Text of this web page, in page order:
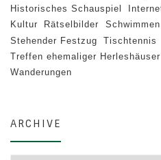
Historisches Schauspiel
Kultur
Rätselbilder Schwimmen
Stehender Festzug
Tischtennis
Treffen ehemaliger Herleshäuser
Wanderungen
ARCHIVE